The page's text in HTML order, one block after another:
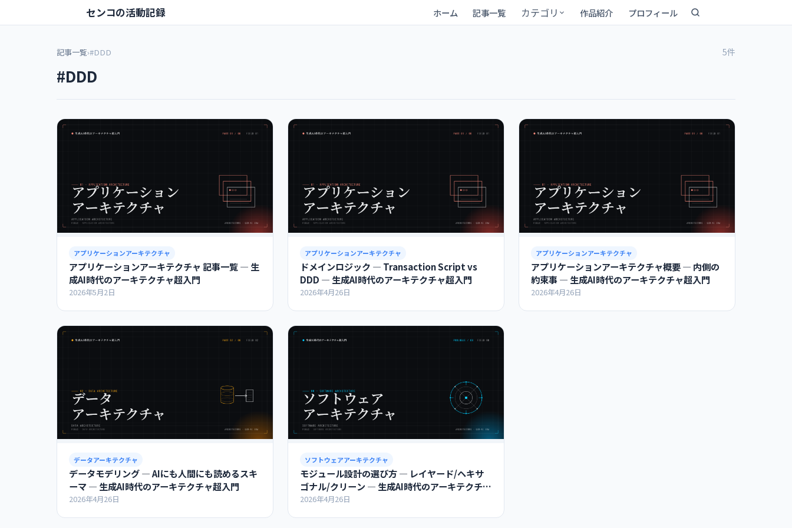
センコの活動記録 ホーム 記事一覧 カテゴリ 作品紹介 プロフィール
記事一覧›#DDD
#DDD
5件
アプリケーションアーキテクチャ
アプリケーションアーキテクチャ 記事一覧 ― 生
成AI時代のアーキテクチャ超入門
2026年5月2日
アプリケーションアーキテクチャ
ドメインロジック ― Transaction Script vs
DDD ― 生成AI時代のアーキテクチャ超入門
2026年4月26日
アプリケーションアーキテクチャ
アプリケーションアーキテクチャ概要 ― 内側の
約束事 ― 生成AI時代のアーキテクチャ超入門
2026年4月26日
データアーキテクチャ
データモデリング ― AIにも人間にも読めるスキ
ーマ ― 生成AI時代のアーキテクチャ超入門
2026年4月26日
ソフトウェアアーキテクチャ
モジュール設計の選び方 ― レイヤード/ヘキサ
ゴナル/クリーン ― 生成AI時代のアーキテクチャ
超入門
2026年4月26日